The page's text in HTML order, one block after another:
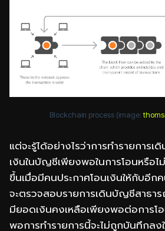
Blockchain process (image:
แต่จะรู้ได้อย่างไรว่าการทำรายการ
เงินในบัญชีเพียงพอในการโอนหรือไ
ขึ้นเมื่อมีคนประกาศโอนเงินให้กับอีก
จะตรวจสอบรายการเดินบัญชีสาธา
มียอดเงินคงเหลือเพียงพอต่อการโอ
พอการทำรายการนี้จะไม่ถูกบันทึกลง